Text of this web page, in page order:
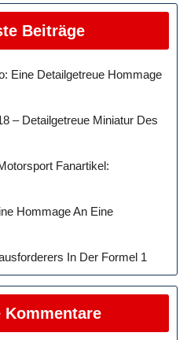
Beiträge
Eine Detailgetreue Hommage
– Detailgetreue Miniatur Des
Fanartikel:
Hommage An Eine
In Der Formel 1
Kommentare